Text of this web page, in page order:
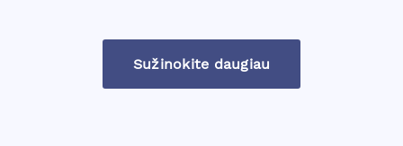
Sužinokite daugiau